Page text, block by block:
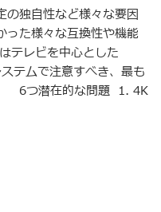
の独自性など様々な要因
った様々な互換性や機能
テレビを中心とした
テムで注意すべき、最も
6つ潜在的な問題 1. 4K